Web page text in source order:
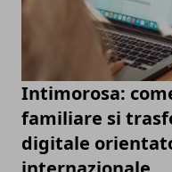
Intimorosa:
familiare si
digitale